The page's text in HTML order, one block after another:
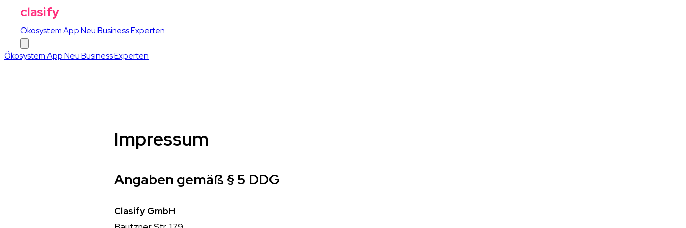
clasify
ÖkosystemAppNeuBusinessExperten
ÖkosystemAppNeuBusinessExperten
Impressum
Angaben gemäß § 5 DDG
Clasify GmbH